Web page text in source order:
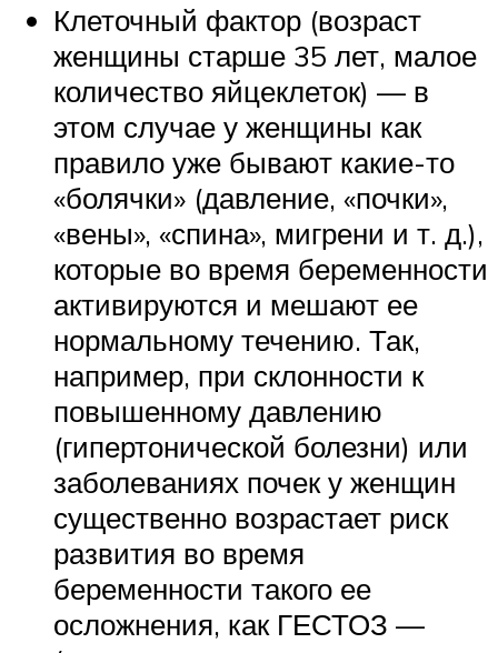
Клеточный фактор (возраст
женщины старше 35 лет, малое
количество яйцеклеток) — в
этом случае у женщины как
правило уже бывают какие-то
«болячки» (давление, «почки»,
«вены», «спина», мигрени и т. д.),
которые во время беременности
активируются и мешают ее
нормальному течению. Так,
например, при склонности к
повышенному давлению
(гипертонической болезни) или
заболеваниях почек у женщин
существенно возрастает риск
развития во время
беременности такого ее
осложнения, как ГЕСТОЗ —